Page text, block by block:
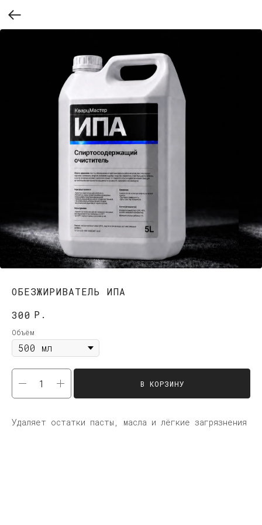
ОБЕЗЖИРИВАТЕЛЬ ИПА
300 Р.
Объём
В КОРЗИНУ
Удаляет остатки пасты, масла и лёгкие загрязнения